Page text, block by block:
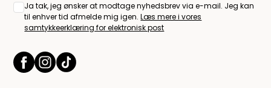
Ja tak, jeg ønsker at modtage nyhedsbrev via e-mail. Jeg kan
til enhver tid afmelde mig igen.Læs mere i vores
samtykkeerklæring for elektronisk post